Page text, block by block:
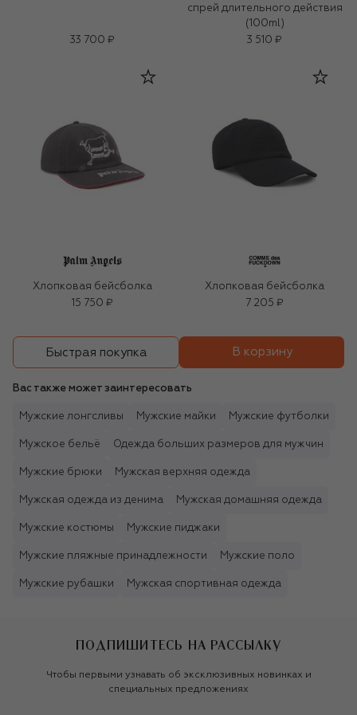
33 700 ₽
спрей длительного действия
(100ml)
3 510 ₽
Хлопковая бейсболка
15 750 ₽
Хлопковая бейсболка
7 205 ₽
Быстрая покупка В корзину
Вас также может заинтересовать
Мужские лонгсливы Мужские майки Мужские футболки
Мужское бельё Одежда больших размеров для мужчин
Мужские брюки Мужская верхняя одежда
Мужская одежда из денима Мужская домашняя одежда
Мужские костюмы Мужские пиджаки
Мужские пляжные принадлежности Мужские поло
Мужские рубашки Мужская спортивная одежда
ПОДПИШИТЕСЬ НА РАССЫЛКУ
Чтобы первыми узнавать об эксклюзивных новинках и
специальных предложениях